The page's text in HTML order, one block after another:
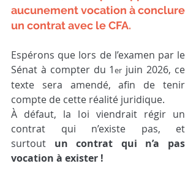
aucunement vocation à conclure
un contrat avec le CFA.
Espérons que lors de l’examen par le
Sénat à compter du 1er juin 2026, ce
texte sera amendé, afin de tenir
compte de cette réalité juridique.
À défaut, la loi viendrait régir un
contrat qui n’existe pas, et
surtout un contrat qui n’a pas
vocation à exister !